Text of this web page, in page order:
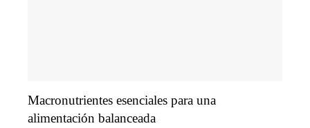
Macronutrientes esenciales para una
alimentación balanceada